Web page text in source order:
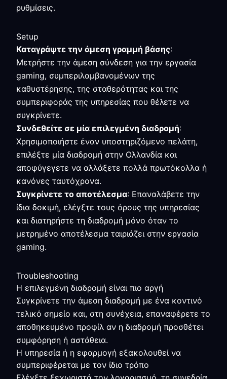
ρυθμίσεις.
Setup
Καταγράψτε την άμεση γραμμή βάσης:
Μετρήστε την άμεση σύνδεση για την εργασία
gaming, συμπεριλαμβανομένων της
καθυστέρησης, της σταθερότητας και της
συμπεριφοράς της υπηρεσίας που θέλετε να
συγκρίνετε.
Συνδεθείτε σε μία επιλεγμένη διαδρομή:
Χρησιμοποιήστε έναν υποστηριζόμενο πελάτη,
επιλέξτε μία διαδρομή στην Ολλανδία και
αποφύγεγετε να αλλάξετε πολλά πρωτόκολλα ή
κανόνες ταυτόχρονα.
Συγκρίνετε το αποτέλεσμα: Επαναλάβετε την
ίδια δοκιμή, ελέγξτε τους όρους της υπηρεσίας
και διατηρήστε τη διαδρομή μόνο όταν το
μετρημένο αποτέλεσμα ταιριάζει στην εργασία
gaming.
Troubleshooting
Η επιλεγμένη διαδρομή είναι πιο αργή
Συγκρίνετε την άμεση διαδρομή με ένα κοντινό
τελικό σημείο και, στη συνέχεια, επαναφέρετε το
αποθηκευμένο προφίλ αν η διαδρομή προσθέτει
συμφόρηση ή αστάθεια.
Η υπηρεσία ή η εφαρμογή εξακολουθεί να
συμπεριφέρεται με τον ίδιο τρόπο